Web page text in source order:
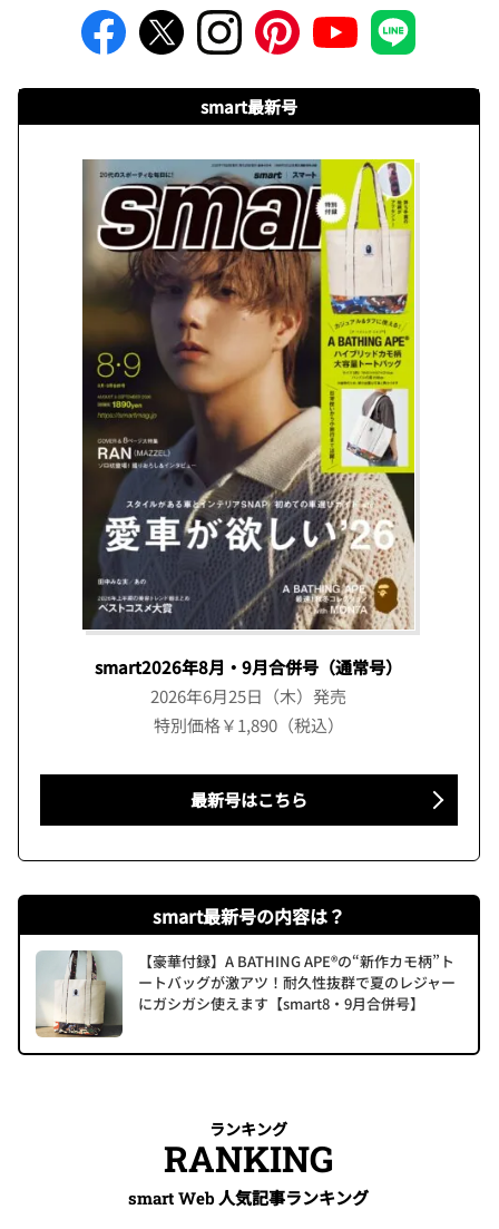
smart最新号
smart2026年8月・9月合併号（通常号）
2026年6月25日（木）発売
特別価格￥1,890（税込）
最新号はこちら
smart最新号の内容は？
【豪華付録】A BATHING APE®の“新作カモ柄”ト
ートバッグが激アツ！耐久性抜群で夏のレジャー
にガシガシ使えます【smart8・9月合併号】
ランキング
RANKING
smart Web人気記事ランキング